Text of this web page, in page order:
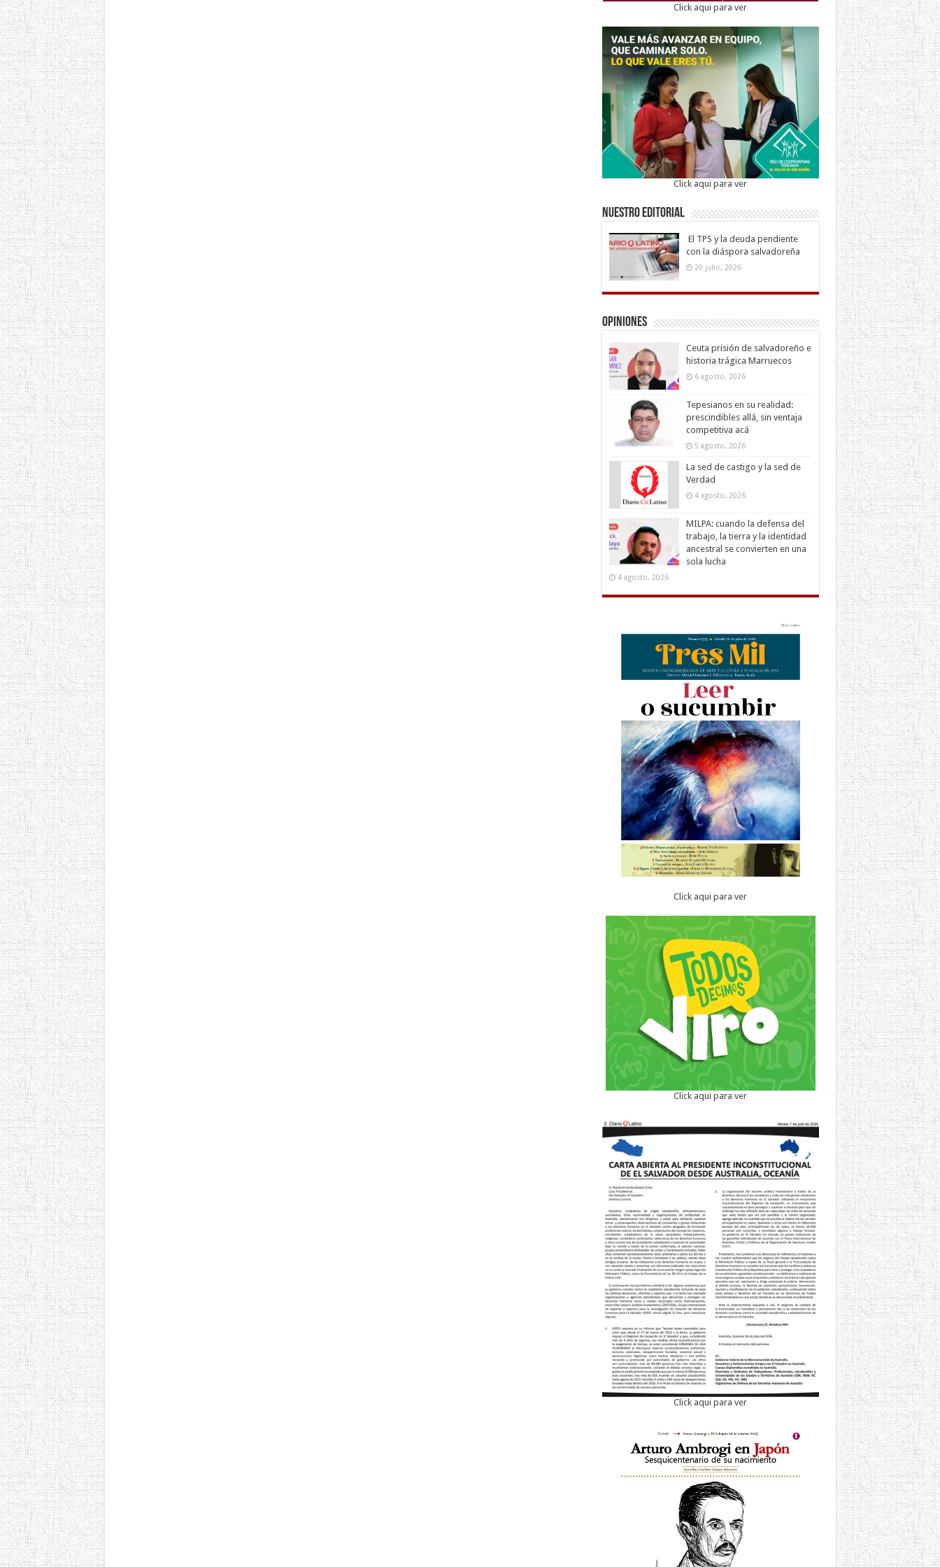
Click aqui para ver
Click aqui para ver
Nuestro Editorial
El TPS y la deuda pendiente
con la diáspora salvadoreña
20 julio, 2026
Opiniones
Ceuta prisión de salvadoreño e
historia trágica Marruecos
6 agosto, 2026
Tepesianos en su realidad:
prescindibles allá, sin ventaja
competitiva acá
5 agosto, 2026
La sed de castigo y la sed de
Verdad
4 agosto, 2026
MILPA: cuando la defensa del
trabajo, la tierra y la identidad
ancestral se convierten en una
sola lucha
4 agosto, 2026
Click aqui para ver
Click aqui para ver
Click aqui para ver